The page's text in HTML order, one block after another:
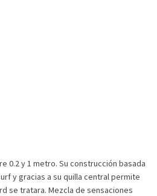
0.2 y 1 metro. Su construcción basada
y gracias a su quilla central permite
se tratara. Mezcla de sensaciones